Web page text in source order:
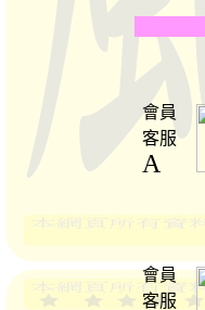
會員
客服
A
會員
客服